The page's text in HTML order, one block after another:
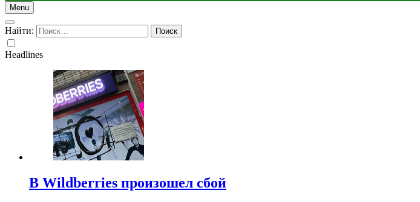
Menu
Найти:
Headlines
В Wildberries произошел сбой